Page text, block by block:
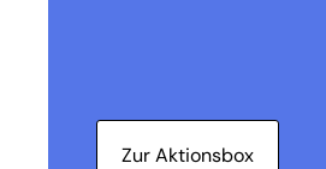
Zur Aktionsbox